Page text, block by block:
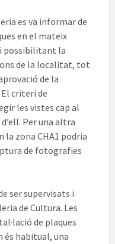
es va informar de
en el mateix
possibilitant la
de la localitat, tot
de la
criteri de
les vistes cap al
Per una altra
la zona CHA1 podria
de fotografies
ser supervisats i
de Cultura. Les
de plaques
és habitual, una